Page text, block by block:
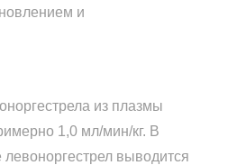
и
из плазмы
1,0 мл/мин/кг. В
выводится